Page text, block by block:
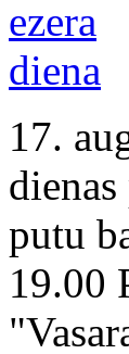
17.
putu
19.00